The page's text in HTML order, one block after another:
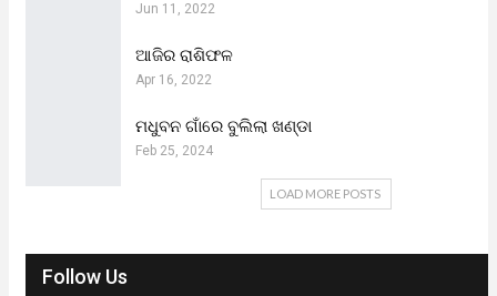
Jun 11, 2022
ଆଜିର ରାଶିଫଳ
Apr 16, 2022
ମଧୁବନ ଗାଁରେ ବୁଲିଲା ଖଣ୍ଡା
Feb 25, 2024
LOAD MORE POSTS
Follow Us